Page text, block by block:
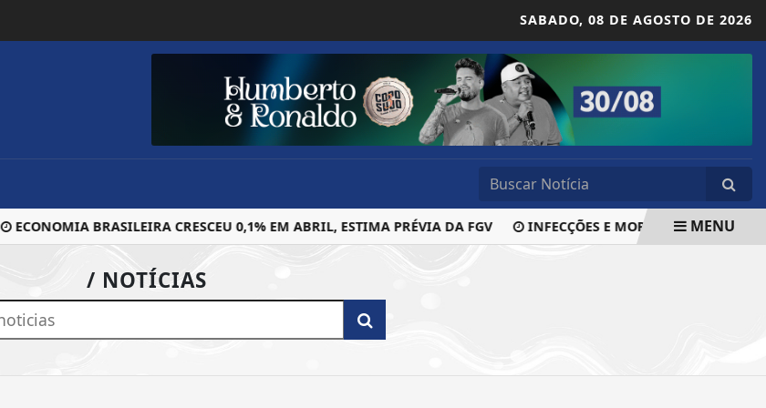
SABADO, 08 DE AGOSTO DE 2026
ECONOMIA BRASILEIRA CRESCEU 0,1% EM ABRIL, ESTIMA PRÉVIA DA FGV INFECÇÕES E MORTES POR HIV
MENU
/ NOTÍCIAS